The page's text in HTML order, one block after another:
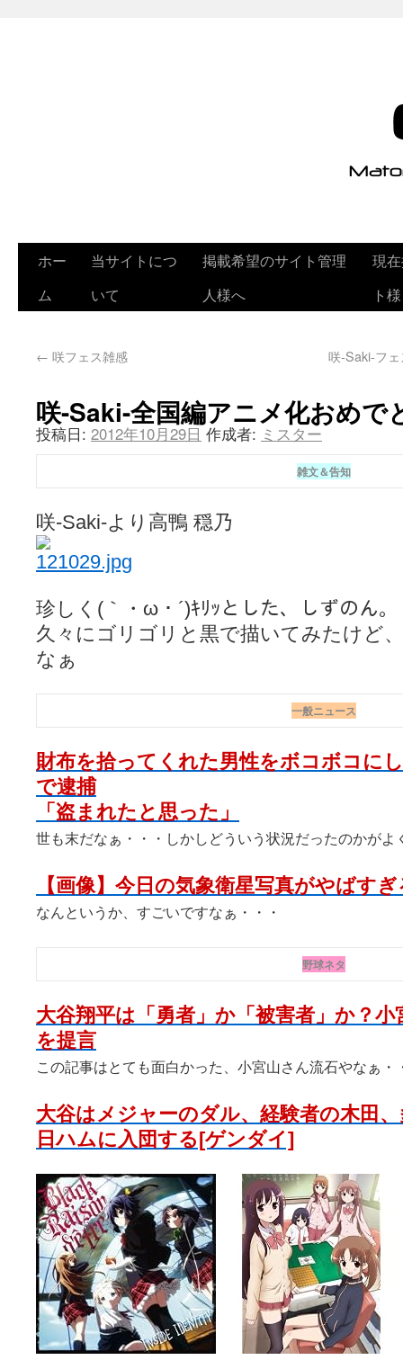
ホー
ム
当サイトにつ
いて
掲載希望のサイト管理
人様へ
現
ト様
← 咲フェス雑感 咲-Saki-フ
咲-Saki-全国編アニメ化おめで
投稿日: 2012年10月29日 作成者: ミスター
雑文＆告知
咲-Saki-より高鴨 穏乃
珍しく(｀・ω・´)ｷﾘｯとした、しずのん。
久々にゴリゴリと黒で描いてみたけど
なぁ
一般ニュース
財布を拾ってくれた男性をボコボコに
で逮捕
「盗まれたと思った」
世も末だなぁ・・・しかしどういう状況だったのかがよ
【画像】今日の気象衛星写真がやばす
なんというか、すごいですなぁ・・・
野球ネタ
大谷翔平は「勇者」か「被害者」か？
を提言
この記事はとても面白かった、小宮山さん流石やなぁ・
大谷はメジャーのダル、経験者の木田
日ハムに入団する[ゲンダイ]